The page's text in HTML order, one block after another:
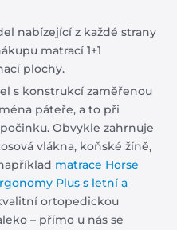
nabízející z každé strany
matrací 1+1
plochy.
s konstrukcí zaměřenou
páteře, a to při
Obvykle zahrnuje
vlákna, koňské žíně,
matrace Horse
Plus s letní a
ortopedickou
– přímo u nás se